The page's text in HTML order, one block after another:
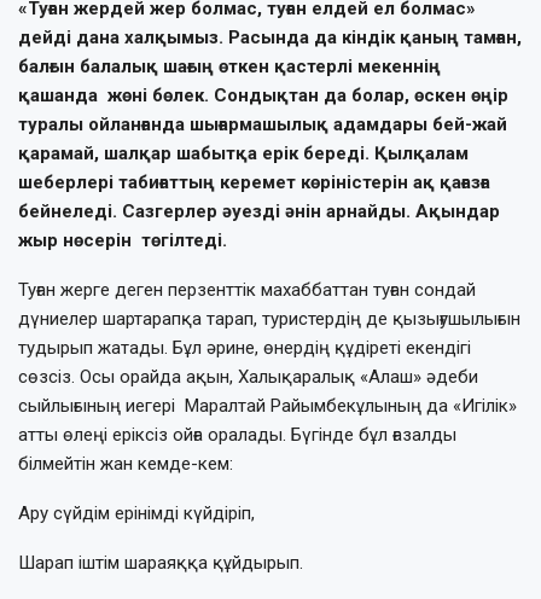
«Туған жердей жер болмас, туған елдей ел болмас»
дейді дана халқымыз. Расында да кіндік қаның тамған,
балғын балалық шағың өткен қастерлі мекеннің
қашанда жөні бөлек. Сондықтан да болар, өскен өңір
туралы ойланғанда шығармашылық адамдары бей-жай
қарамай, шалқар шабытқа ерік береді. Қылқалам
шеберлері табиғаттың керемет көріністерін ақ қағазға
бейнеледі. Сазгерлер әуезді әнін арнайды. Ақындар
жыр нөсерін төгілтеді.
Туған жерге деген перзенттік махаббаттан туған сондай
дүниелер шартарапқа тарап, туристердің де қызығушылығын
тудырып жатады. Бұл әрине, өнердің құдіреті екендігі
сөзсіз. Осы орайда ақын, Халықаралық «Алаш» әдеби
сыйлығының иегері Маралтай Райымбекұлының да «Игілік»
атты өлеңі еріксіз ойға оралады. Бүгінде бұл ғазалды
білмейтін жан кемде-кем:
Ару сүйдім ерінімді күйдіріп,
Шарап іштім шараяққа құйдырып.